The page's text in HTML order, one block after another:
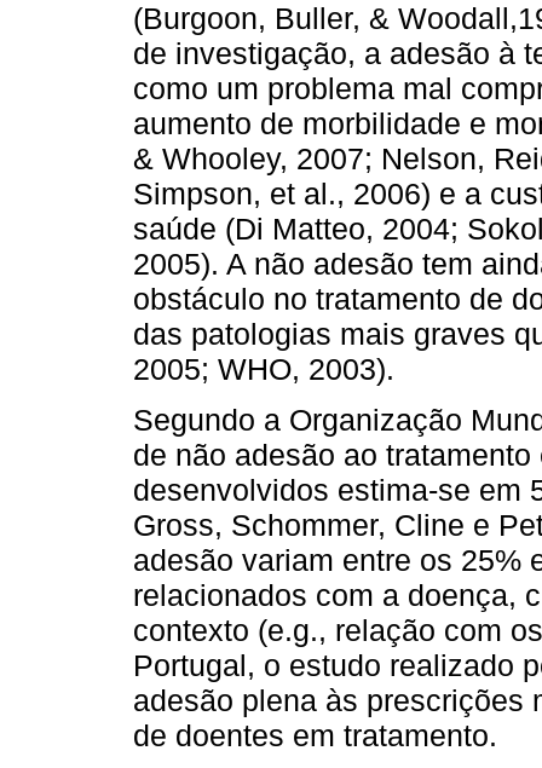
(Burgoon, Buller, &
de investigação, a adesão à
como um problema mal
aumento de morbilidade e
& Whooley, 2007; Nelson,
Simpson, et al., 2006) e a
saúde (Di Matteo, 2004;
2005). A não adesão tem
obstáculo no tratamento de
das patologias mais graves
2005; WHO, 2003).
Segundo a Organização
de não adesão ao
desenvolvidos estima-se em
Gross, Schommer, Cline e
adesão variam entre os 25%
relacionados com a doença,
contexto (e.g., relação com
Portugal, o estudo realizado
adesão plena às prescrições
de doentes em tratamento.